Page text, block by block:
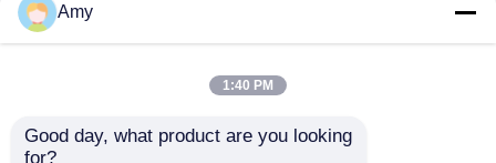
Skontaktuj się z Skontaktuj się z
Amy
1:40 PM
Good day, what product are you looking
for?